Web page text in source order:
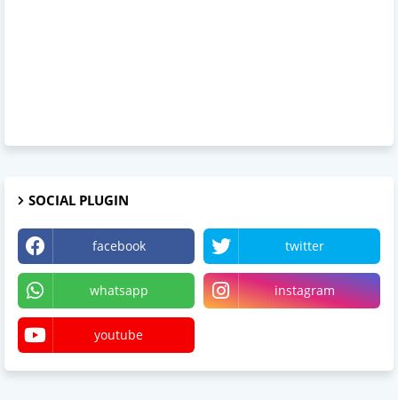
SOCIAL PLUGIN
facebook twitter
whatsapp instagram
youtube